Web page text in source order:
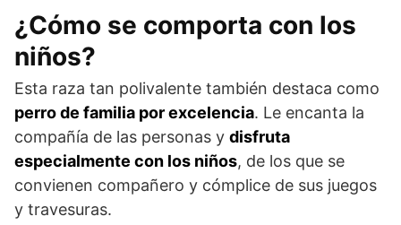
¿Cómo se comporta con los
niños?
Esta raza tan polivalente también destaca como
perro de familia por excelencia. Le encanta la
compañía de las personas y disfruta
especialmente con los niños, de los que se
convienen compañero y cómplice de sus juegos
y travesuras.